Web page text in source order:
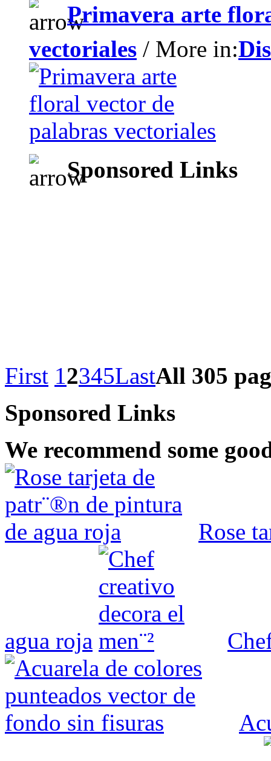
Primavera arte
vectoriales / More in:
Sponsored Links
First 12345LastAll 305
Sponsored Links
We recommend some
Rose
agua roja